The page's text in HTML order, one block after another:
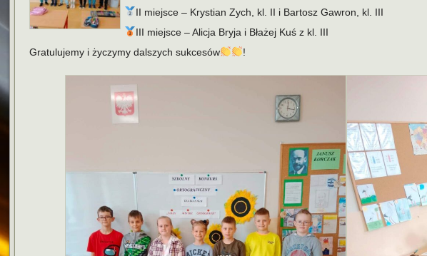
II miejsce – Krystian Zych, kl. II i Bartosz Gawron, kl. III
III miejsce – Alicja Bryja i Błażej Kuś z kl. III
Gratulujemy i życzymy dalszych sukcesów
!